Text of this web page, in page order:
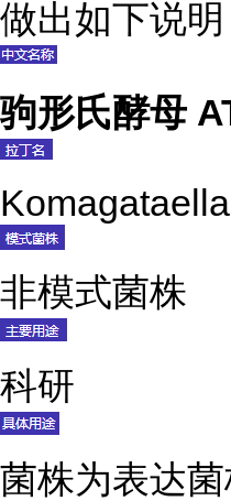
做出如下说明
驹形氏酵母
非模式菌株
科研
菌株为表达